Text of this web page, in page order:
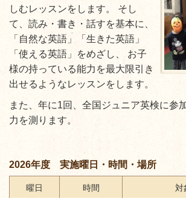
しむレッスンをします。 そし
て、読み・書き・話すを基本に、
「自然な英語」「生きた英語」
「使える英語」をめざし、 お子
様の持っている能力を最大限引き
出せるようなレッスンをします。
また、年に1回、全国ジュニア英検に参
力を測ります。
2026年度 実施曜日・時間・場所
曜日 時間 対